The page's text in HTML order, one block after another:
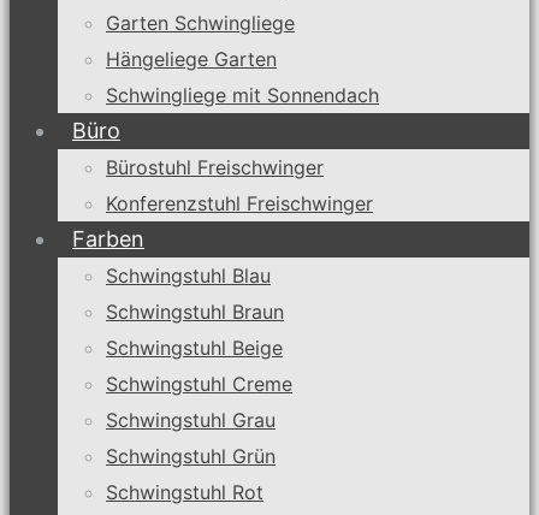
Garten Schwingliege
Hängeliege Garten
Schwingliege mit Sonnendach
Büro
Bürostuhl Freischwinger
Konferenzstuhl Freischwinger
Farben
Schwingstuhl Blau
Schwingstuhl Braun
Schwingstuhl Beige
Schwingstuhl Creme
Schwingstuhl Grau
Schwingstuhl Grün
Schwingstuhl Rot